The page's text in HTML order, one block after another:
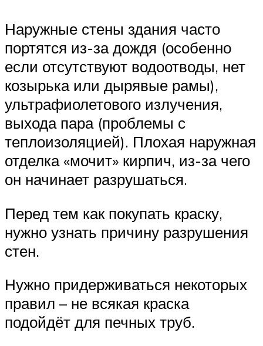
Наружные стены здания часто
портятся из-за дождя (особенно
если отсутствуют водоотводы, нет
козырька или дырявые рамы),
ультрафиолетового излучения,
выхода пара (проблемы с
теплоизоляцией). Плохая наружная
отделка «мочит» кирпич, из-за чего
он начинает разрушаться.
Перед тем как покупать краску,
нужно узнать причину разрушения
стен.
Нужно придерживаться некоторых
правил – не всякая краска
подойдёт для печных труб.